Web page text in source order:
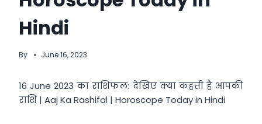
Hindi
By June 16, 2023
16 June 2023 का राशिफल: देखिए क्या कहती है आपकी
राशि | Aaj Ka Rashifal | Horoscope Today in Hindi